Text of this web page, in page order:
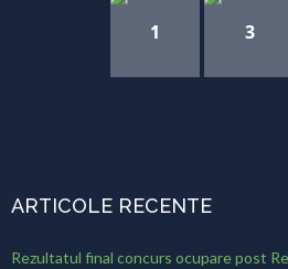
1 3
ARTICOLE RECENTE
Rezultatul final concurs ocupare post